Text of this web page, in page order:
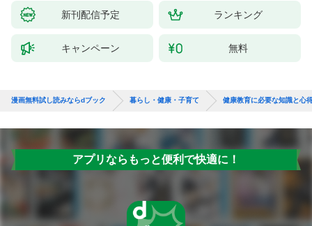
新刊配信予定 ランキング
キャンペーン 無料
漫画無料試し読みならdブック 暮らし・健康・子育て 健康教育に必要な知識と心
アプリならもっと便利で快適に！